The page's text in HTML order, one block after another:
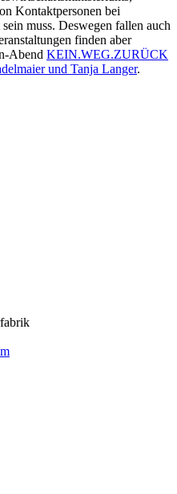
Kontaktpersonen bei
muss. Deswegen fallen auch
finden aber
Abend KEIN.WEG.ZURÜCK
und Tanja Langer.